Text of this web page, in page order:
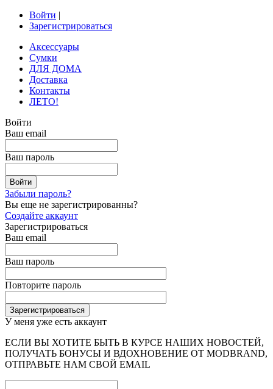
Войти |
Зарегистрироваться
Аксессуары
Сумки
ДЛЯ ДОМА
Доставка
Контакты
ЛЕТО!
Войти
Ваш email
Ваш пароль
Забыли пароль?
Вы еще не зарегистрированны?
Создайте аккаунт
Зарегистрироваться
Ваш email
Ваш пароль
Повторите пароль
У меня уже есть аккаунт
ЕСЛИ ВЫ ХОТИТЕ БЫТЬ В КУРСЕ НАШИХ НОВОСТЕЙ,
ПОЛУЧАТЬ БОНУСЫ И ВДОХНОВЕНИЕ ОТ MODBRAND,
ОТПРАВЬТЕ НАМ СВОЙ EMAIL